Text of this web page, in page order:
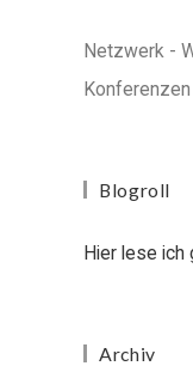
Netzwerk -
Blogroll
Hier lese ich
Archiv